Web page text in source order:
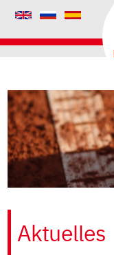
AKTUELLES
DER
VEREIN
CHRONIK
TRAINER
VORSTAND
Aktuelles